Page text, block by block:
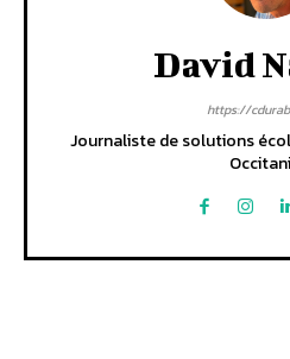
David
https://
Journaliste de solutions